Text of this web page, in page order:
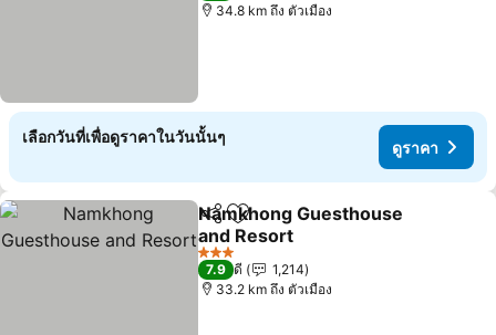
34.8 km ถึง ตัวเมือง
เลือกวันที่เพื่อดูราคาในวันนั้นๆ
ดูราคา
แชร์ เพิ่มในรายการโปรด
Namkhong Guesthouse
and Resort
ดูราคา
3 ดาว
7.9 ดี
1,214
33.2 km ถึง ตัวเมือง